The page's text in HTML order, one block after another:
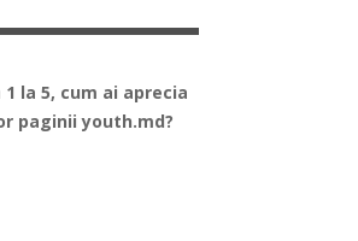
1 la 5, cum ai aprecia
paginii youth.md?